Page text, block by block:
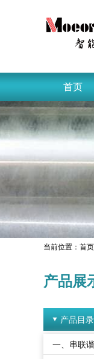
首页
当前位置： 首页
产品展
产品目录
一、串联